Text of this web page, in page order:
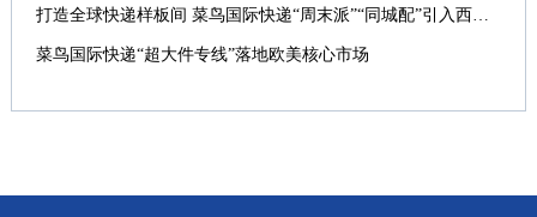
打造全球快递样板间 菜鸟国际快递“周末派”“同城配”引入西班牙
菜鸟国际快递“超大件专线”落地欧美核心市场